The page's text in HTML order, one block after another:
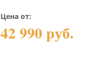
Цена от:
42 990 руб.